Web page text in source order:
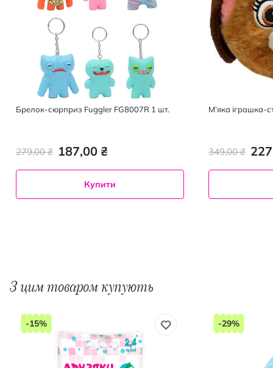
Брелок-сюрприз Fuggler FG8007R 1 шт.
187,00 ₴
279,00 ₴
Купити
М’яка іграшка-
349,00 ₴
З цим товаром купують
-15% -29%